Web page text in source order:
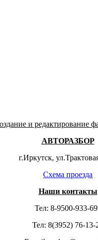
и редактирование
АВТОРАЗБОР
г.Иркутск,
Схема проезда
Наши контакты
Тел: 8-9500-933-
Тел: 8(3952) 76-13-